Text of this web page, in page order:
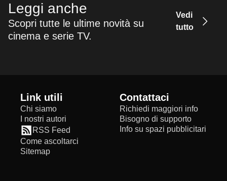
Leggi anche
Scopri tutte le ultime novità su
cinema e serie TV.
Vedi
tutto
Link utili
Chi siamo
I nostri autori
RSS Feed
Come ascoltarci
Sitemap
Contattaci
Richiedi maggiori info
Bisogno di supporto
Info su spazi pubblicitari